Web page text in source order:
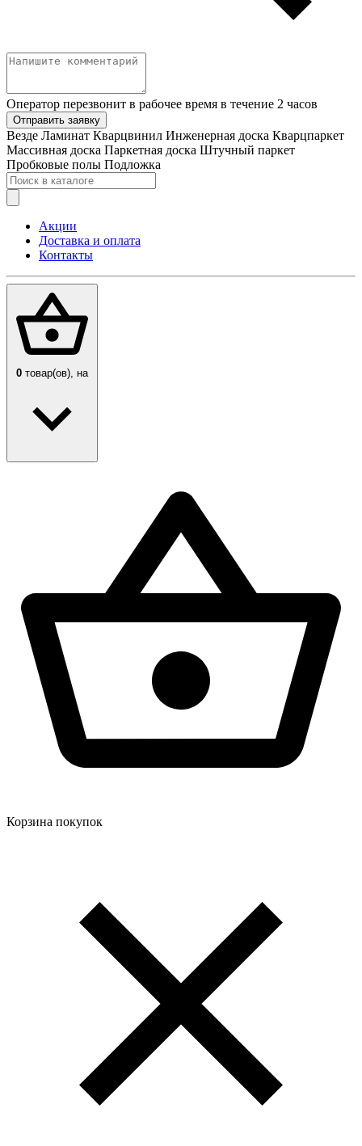
Оператор перезвонит в рабочее время в течение 2 часов
Отправить заявку
Везде Ламинат Кварцвинил Инженерная доска Кварцпаркет
Массивная доска Паркетная доска Штучный паркет
Пробковые полы Подложка
Акции
Доставка и оплата
Контакты
0 товар(ов), на
Корзина покупок